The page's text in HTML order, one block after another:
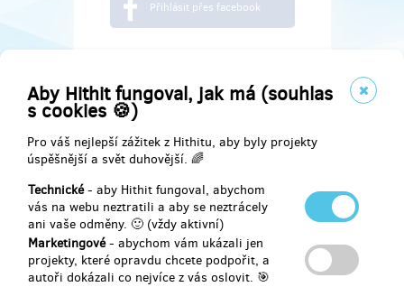
Aby Hithit fungoval, jak má (souhlas
s cookies 🍪)
Pro váš nejlepší zážitek z Hithitu, aby byly projekty
úspěšnější a svět duhovější. 🌈
Technické- aby Hithit fungoval, abychom
vás na webu neztratili a aby se neztrácely
ani vaše odměny. 🙂 (vždy aktivní)
Marketingové- abychom vám ukázali jen
projekty, které opravdu chcete podpořit, a
autoři dokázali co nejvíce z vás oslovit. 🎯
Přihlásit přes facebook
Najdete nás na